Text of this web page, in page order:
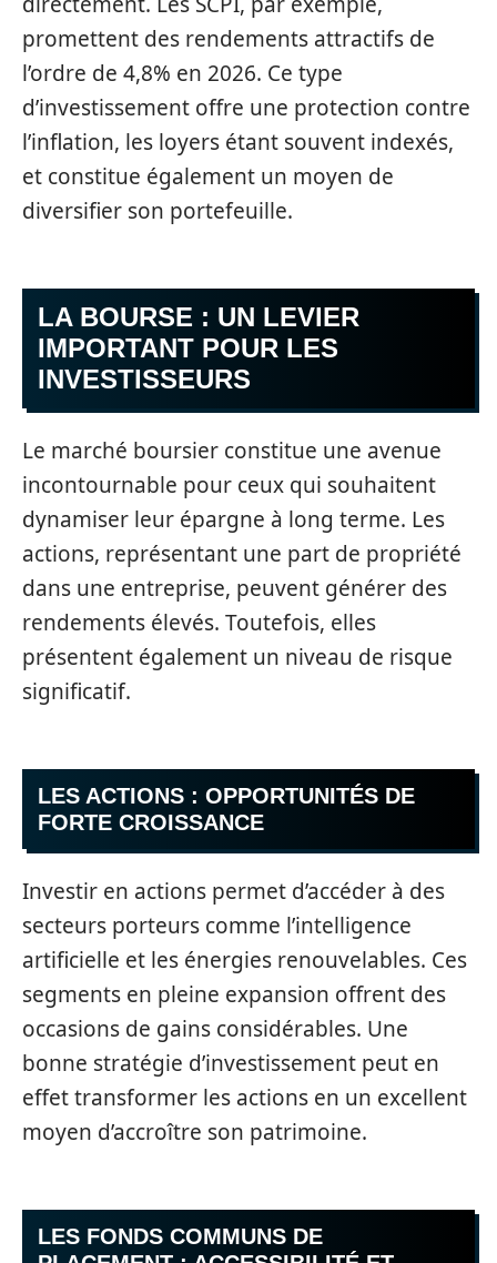
promettent des rendements attractifs de
l’ordre de 4,8% en 2026. Ce type
d’investissement offre une protection contre
l’inflation, les loyers étant souvent indexés,
et constitue également un moyen de
diversifier son portefeuille.
LA BOURSE : UN LEVIER
IMPORTANT POUR LES
INVESTISSEURS
Le marché boursier constitue une avenue
incontournable pour ceux qui souhaitent
dynamiser leur épargne à long terme. Les
actions, représentant une part de propriété
dans une entreprise, peuvent générer des
rendements élevés. Toutefois, elles
présentent également un niveau de risque
significatif.
LES ACTIONS : OPPORTUNITÉS DE
FORTE CROISSANCE
Investir en actions permet d’accéder à des
secteurs porteurs comme l’intelligence
artificielle et les énergies renouvelables. Ces
segments en pleine expansion offrent des
occasions de gains considérables. Une
bonne stratégie d’investissement peut en
effet transformer les actions en un excellent
moyen d’accroître son patrimoine.
LES FONDS COMMUNS DE